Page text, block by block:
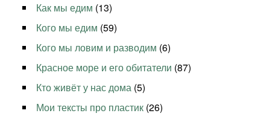
Как мы едим (13)
Кого мы едим (59)
Кого мы ловим и разводим (6)
Красное море и его обитатели (87)
Кто живёт у нас дома (5)
Мои тексты про пластик (26)